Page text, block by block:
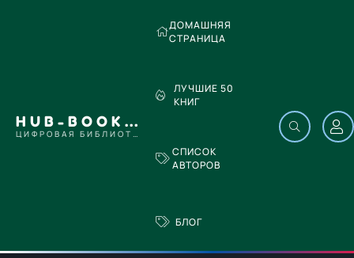
HUB-BOOKS.COM
ЦИФРОВАЯ БИБЛИОТЕКА
ДОМАШНЯЯ
СТРАНИЦА
ЛУЧШИЕ 50
КНИГ
СПИСОК
АВТОРОВ
БЛОГ